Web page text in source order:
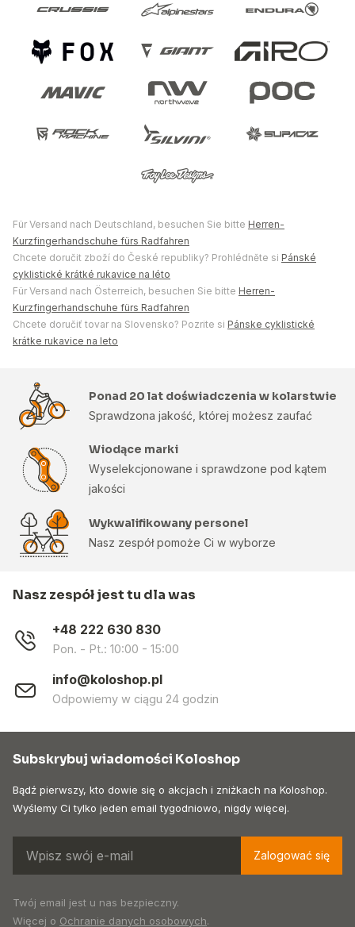
Für Versand nach Deutschland, besuchen Sie bitte Herren-
Kurzfingerhandschuhe fürs Radfahren
Chcete doručit zboží do České republiky? Prohlédněte si Pánské
cyklistické krátké rukavice na léto
Für Versand nach Österreich, besuchen Sie bitte Herren-
Kurzfingerhandschuhe fürs Radfahren
Chcete doručiť tovar na Slovensko? Pozrite si Pánske cyklistické
krátke rukavice na leto
Ponad 20 lat doświadczenia w kolarstwie
Sprawdzona jakość, której możesz zaufać
Wiodące marki
Wyselekcjonowane i sprawdzone pod kątem
jakości
Wykwalifikowany personel
Nasz zespół pomoże Ci w wyborze
Nasz zespół jest tu dla was
+48 222 630 830
Pon. - Pt.: 10:00 - 15:00
info@koloshop.pl
Odpowiemy w ciągu 24 godzin
Subskrybuj wiadomości Koloshop
Bądź pierwszy, kto dowie się o akcjach i zniżkach na Koloshop.
Wyślemy Ci tylko jeden email tygodniowo, nigdy więcej.
Zalogować się
Twój email jest u nas bezpieczny.
Więcej o Ochranie danych osobowych.